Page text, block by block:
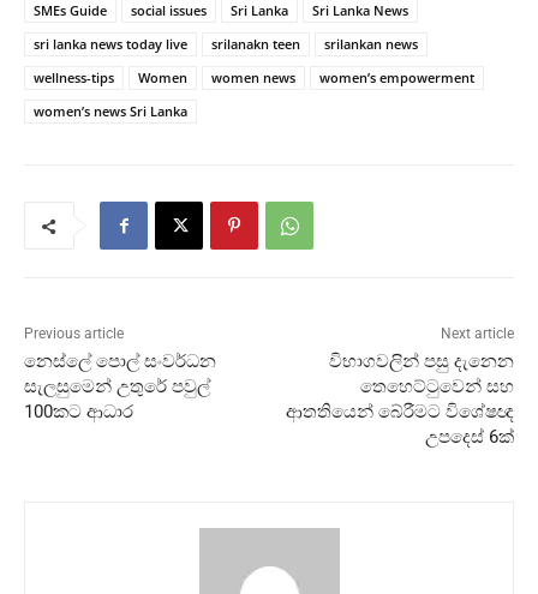
SMEs Guide
social issues Sri Lanka
Sri Lanka News
sri lanka news today live
srilanakn teen
srilankan news
wellness-tips
Women women news
women’s empowerment
women’s news Sri Lanka
Previous article
නෙස්ලේ පොල් සංවර්ධන
සැලසුමෙන් උතුරේ පවුල්
100කට ආධාර
Next article
විභාගවලින් පසු දැනෙන
තෙහෙට්ටුවෙන් සහ
ආතතියෙන් බේරීමට විශේෂඥ
උපදෙස් 6ක්